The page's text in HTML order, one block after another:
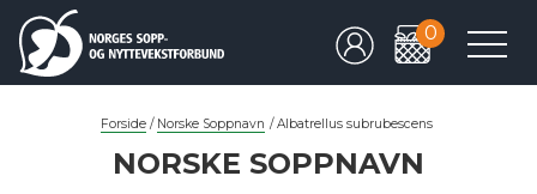
0
Forside / Norske Soppnavn / Albatrellus subrubescens
NORSKE SOPPNAVN